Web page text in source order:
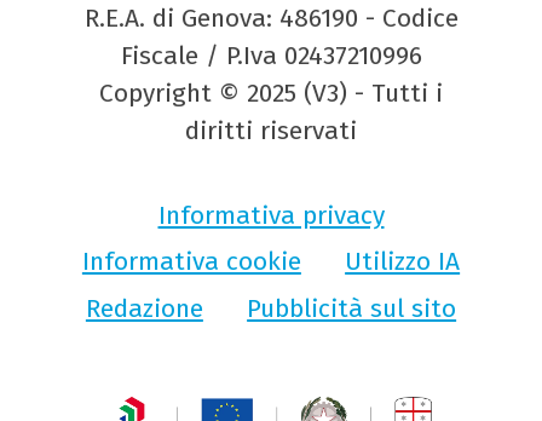
R.E.A. di Genova: 486190 - Codice
Fiscale / P.Iva 02437210996
Copyright © 2025 (V3) - Tutti i
diritti riservati
Informativa privacy
Informativa cookie
Utilizzo IA
Redazione
Pubblicità sul sito